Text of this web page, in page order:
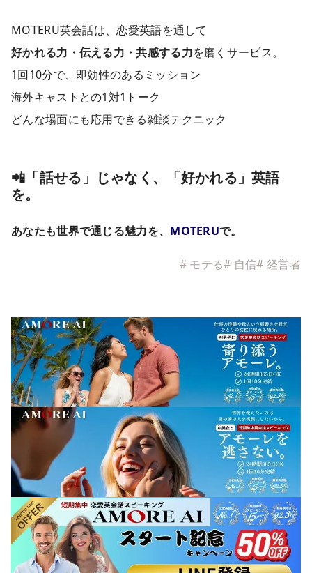
MOTERU英会話は、恋愛英語を通して
好かれる力・伝える力・共感する力を磨くサービス。
1回10分で、即効性のあるミッション
海外キャストとの1対1トーク
どんな場面にも応用できる雑談テクニック
📲「話せる」じゃなく、「好かれる」英語
を。
あなたも世界で通じる魅力を、 MOTERUで。
# モテる# 自信#経営者